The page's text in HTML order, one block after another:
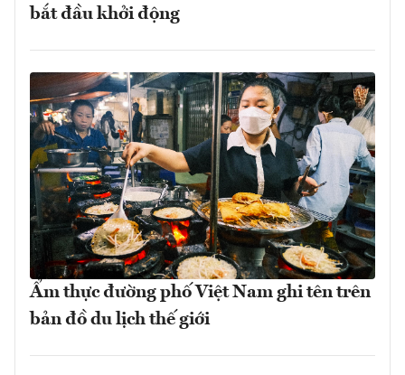
bắt đầu khởi động
Ẩm thực đường phố Việt Nam ghi tên trên
bản đồ du lịch thế giới